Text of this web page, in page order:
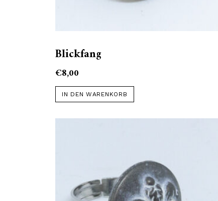
Blickfang
€8,00
IN DEN WARENKORB